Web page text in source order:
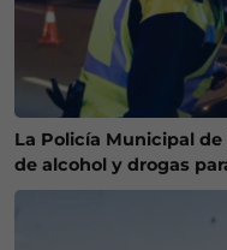
La Policía Municipal
de alcohol y drogas